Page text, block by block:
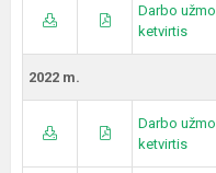
Darbo
ketvirtis
2022 m.
Darbo
ketvirtis